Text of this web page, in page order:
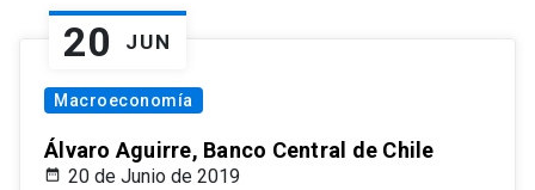
20 JUN
Macroeconomía
Álvaro Aguirre, Banco Central de Chile
20 de Junio de 2019